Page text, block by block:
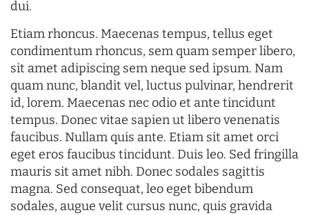
dui.
Etiam rhoncus. Maecenas tempus, tellus eget
condimentum rhoncus, sem quam semper libero,
sit amet adipiscing sem neque sed ipsum. Nam
quam nunc, blandit vel, luctus pulvinar, hendrerit
id, lorem. Maecenas nec odio et ante tincidunt
tempus. Donec vitae sapien ut libero venenatis
faucibus. Nullam quis ante. Etiam sit amet orci
eget eros faucibus tincidunt. Duis leo. Sed fringilla
mauris sit amet nibh. Donec sodales sagittis
magna. Sed consequat, leo eget bibendum
sodales, augue velit cursus nunc, quis gravida